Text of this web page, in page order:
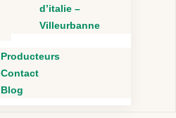
d’italie –
Villeurbanne
Producteurs
Contact
Blog